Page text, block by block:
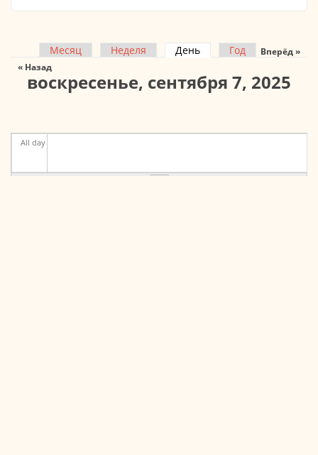
Главные вкладки
Месяц Неделя День (активная вкладка)
Год
воскресенье, сентября 7, 2025
« Назад
Вперёд »
All day